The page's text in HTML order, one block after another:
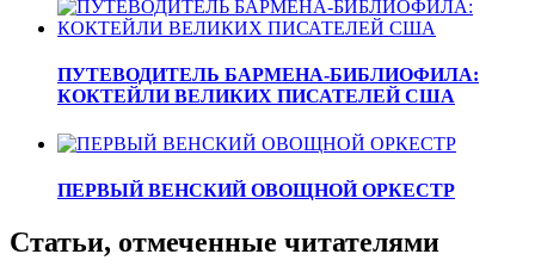
ПУТЕВОДИТЕЛЬ БАРМЕНА-БИБЛИОФИЛА:
КОКТЕЙЛИ ВЕЛИКИХ ПИСАТЕЛЕЙ США
ПЕРВЫЙ ВЕНСКИЙ ОВОЩНОЙ ОРКЕСТР
Статьи, отмеченные читателями